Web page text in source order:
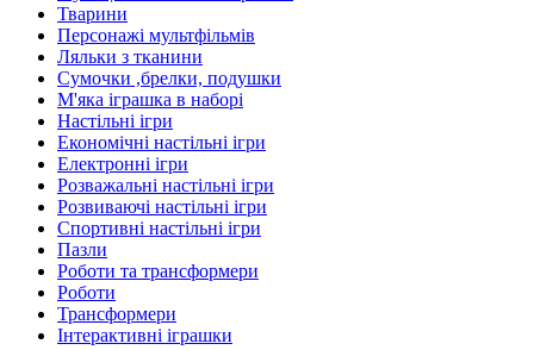
Тварини
Персонажі мультфільмів
Ляльки з тканини
Сумочки ,брелки, подушки
М'яка іграшка в наборі
Настільні ігри
Економічні настільні ігри
Електронні ігри
Розважальні настільні ігри
Розвиваючі настільні ігри
Спортивні настільні ігри
Пазли
Роботи та трансформери
Роботи
Трансформери
Інтерактивні іграшки